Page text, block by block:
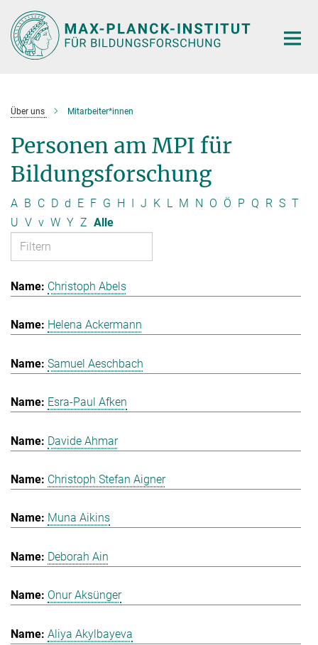
Hauptinhalt
Über uns Mitarbeiter*innen
Personen am MPI für
Bildungsforschung
A B C D d E F G H I J K L M N O Ö P Q R S T
U V v W Y Z Alle
Christoph Abels
Helena Ackermann
Samuel Aeschbach
Esra-Paul Afken
Davide Ahmar
Christoph Stefan Aigner
Muna Aikins
Deborah Ain
Onur Aksünger
Aliya Akylbayeva